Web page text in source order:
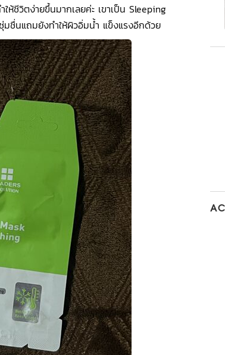
ชีวิตง่ายขึ้นมากเลยค่ะ เขาเป็น Sleeping
ชื่นแถมยังทำให้ผิวอิ่มน้ำ แข็งแรงอีกด้วย